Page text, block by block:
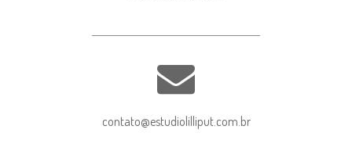
contato@estudiolilliput.com.br